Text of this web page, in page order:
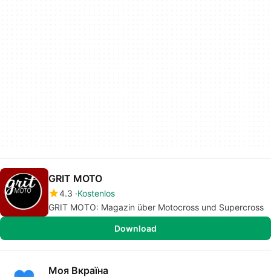
GRIT MOTO
4.3 Kostenlos
GRIT MOTO: Magazin über Motocross und Supercross
Download
Моя Вкраїна